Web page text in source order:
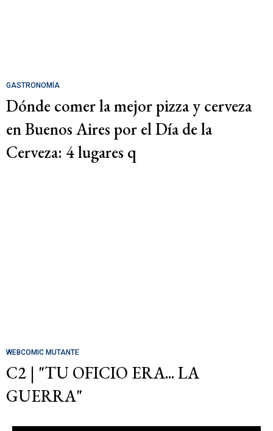
GASTRONOMÍA
Dónde comer la mejor pizza y cerveza
en Buenos Aires por el Día de la
Cerveza: 4 lugares q
WEBCOMIC MUTANTE
C2 | "TU OFICIO ERA... LA
GUERRA"